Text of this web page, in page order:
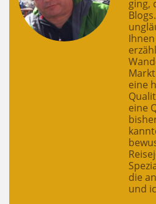
ging,
eine
eine
die
und